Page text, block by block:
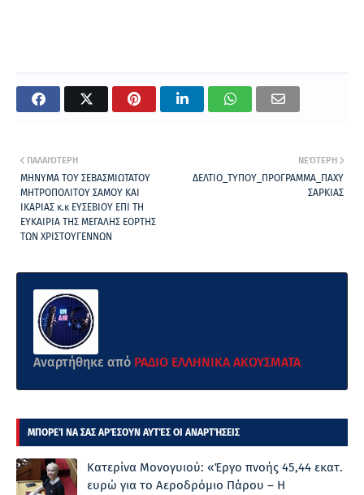
ΝΕΌΤΕΡΗ
ΔΕΛΤΙΟ_ΤΥΠΟΥ_ΠΡΟΓΡΑΜΜΑ_ΠΑΧΥ
ΣΑΡΚΙΑΣ
ΠΑΛΑΙΌΤΕΡΗ
ΜΗΝΥΜΑ ΤΟΥ ΣΕΒΑΣΜΙΩΤΑΤΟΥ
ΜΗΤΡΟΠΟΛΙΤΟΥ ΣΑΜΟΥ ΚΑΙ
ΙΚΑΡΙΑΣ κ.κ ΕΥΣΕΒΙΟΥ ΕΠΙ ΤΗ
ΕΥΚΑΙΡΙΑ ΤΗΣ ΜΕΓΑΛΗΣ ΕΟΡΤΗΣ
ΤΩΝ ΧΡΙΣΤΟΥΓΕΝΝΩΝ
Αναρτήθηκε από ΡΑΔΙΟ ΕΛΛΗΝΙΚΑ ΑΚΟΥΣΜΑΤΑ
ΜΠΟΡΕΊ ΝΑ ΣΑΣ ΑΡΈΣΟΥΝ ΑΥΤΈΣ ΟΙ ΑΝΑΡΤΉΣΕΙΣ
Κατερίνα Μονογυιού: «Έργο πνοής 45,44 εκατ.
ευρώ για το Αεροδρόμιο Πάρου – Η